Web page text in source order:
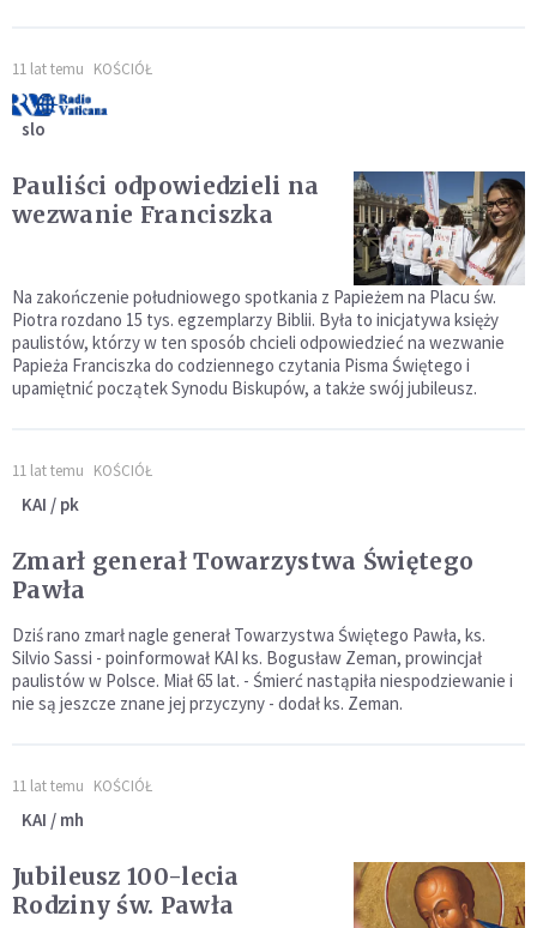
11 lat temu KOŚCIÓŁ
slo
Pauliści odpowiedzieli na
wezwanie Franciszka
Na zakończenie południowego spotkania z Papieżem na Placu św.
Piotra rozdano 15 tys. egzemplarzy Biblii. Była to inicjatywa księży
paulistów, którzy w ten sposób chcieli odpowiedzieć na wezwanie
Papieża Franciszka do codziennego czytania Pisma Świętego i
upamiętnić początek Synodu Biskupów, a także swój jubileusz.
11 lat temu KOŚCIÓŁ
KAI / pk
Zmarł generał Towarzystwa Świętego
Pawła
Dziś rano zmarł nagle generał Towarzystwa Świętego Pawła, ks.
Silvio Sassi - poinformował KAI ks. Bogusław Zeman, prowincjał
paulistów w Polsce. Miał 65 lat. - Śmierć nastąpiła niespodziewanie i
nie są jeszcze znane jej przyczyny - dodał ks. Zeman.
11 lat temu KOŚCIÓŁ
KAI / mh
Jubileusz 100-lecia
Rodziny św. Pawła